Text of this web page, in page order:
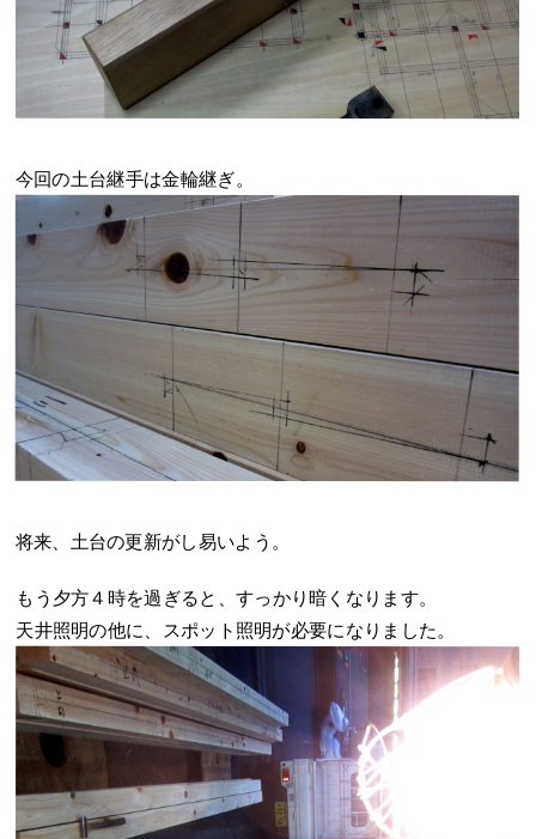
今回の土台継手は金輪継ぎ。
将来、土台の更新がし易いよう。
もう夕方４時を過ぎると、すっかり暗くなります。
天井照明の他に、スポット照明が必要になりました。